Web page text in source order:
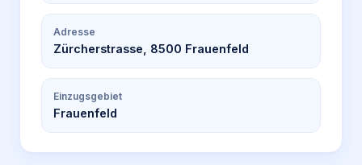
Adresse
Zürcherstrasse, 8500 Frauenfeld
Einzugsgebiet
Frauenfeld